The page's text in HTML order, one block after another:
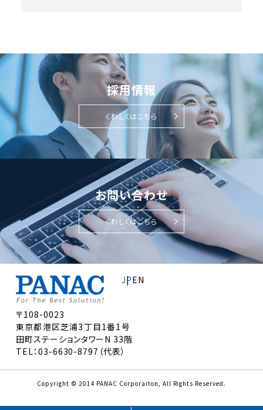
採用情報
くわしくはこちら
お問い合わせ
くわしくはこちら
JPEN
〒108-0023
東京都港区芝浦3丁目1番1号
田町ステーションタワーN 33階
TEL：03-6630-8797（代表）
Copyright © 2014 PANAC Corporaiton, All Rights Reserved.